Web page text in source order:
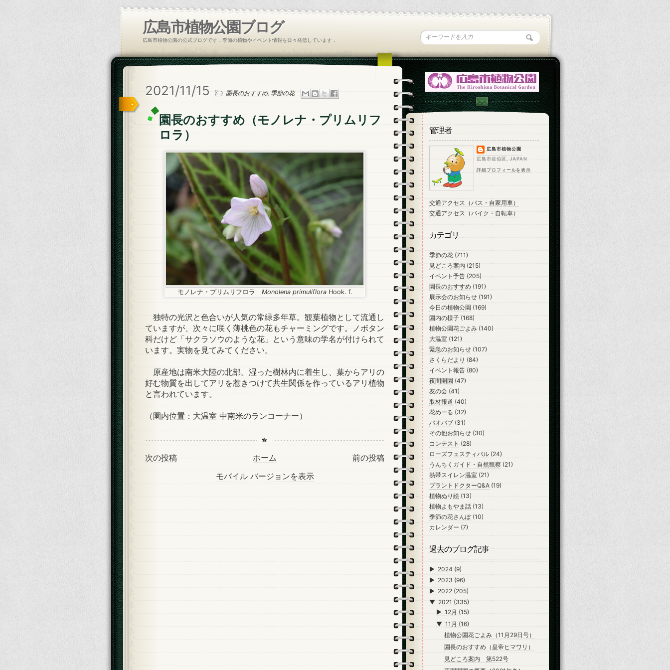
広島市植物公園ブログ
広島市植物公園の公式ブログです．季節の植物やイベント情報を日々発信しています．
2021/11/15 園長のおすすめ, 季節の花
園長のおすすめ（モノレナ・プリムリフ
ロラ）
モノレナ・プリムリフロラ Monolena primulifloraHook. f.
独特の光沢と色合いが人気の常緑多年草。観葉植物として流通し
ていますが、次々に咲く薄桃色の花もチャーミングです。ノボタン
科だけど「サクラソウのような花」という意味の学名が付けられて
います。実物を見てみてください。
原産地は南米大陸の北部。湿った樹林内に着生し、葉からアリの
好む物質を出してアリを惹きつけて共生関係を作っているアリ植物
と言われています。
（園内位置：大温室 中南米のランコーナー）
次の投稿 前の投稿
ホーム
モバイル バージョンを表示
管理者
広島市植物公園
広島市佐伯区, JAPAN
詳細プロフィールを表示
交通アクセス（バス・自家用車）
交通アクセス（バイク・自転車）
カテゴリ
季節の花 (711)
見どころ案内 (215)
イベント予告 (205)
園長のおすすめ (191)
展示会のお知らせ (191)
今日の植物公園 (169)
園内の様子 (168)
植物公園花ごよみ (140)
大温室 (121)
緊急のお知らせ (107)
さくらだより (84)
イベント報告 (80)
夜間開園 (47)
友の会 (41)
取材報道 (40)
花めーる (32)
バオバブ (31)
その他お知らせ (30)
コンテスト (28)
ローズフェスティバル (24)
うんちくガイド・自然観察 (21)
熱帯スイレン温室 (21)
プラントドクターQ&A (19)
植物ぬり絵 (13)
植物よもやま話 (13)
季節の花さんぽ (10)
カレンダー (7)
過去のブログ記事
► 2024 (9)
► 2023 (96)
► 2022 (205)
▼ 2021 (335)
►12月 (15)
▼11月 (16)
植物公園花ごよみ（11月29日号）
園長のおすすめ（皇帝ヒマワリ）
見どころ案内 第522号